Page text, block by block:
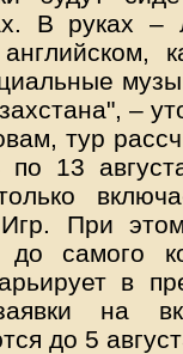
В руках –
–
тур
13
Игр. При
самого
в
на
до 5